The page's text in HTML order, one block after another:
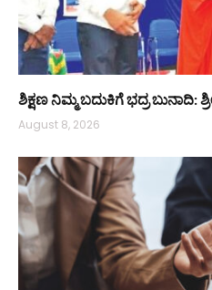
ಶಿಕ್ಷಣ ನಿಮ್ಮ ಬದುಕಿಗೆ ಭದ್ರ ಬುನಾದಿ:
August 8, 2026